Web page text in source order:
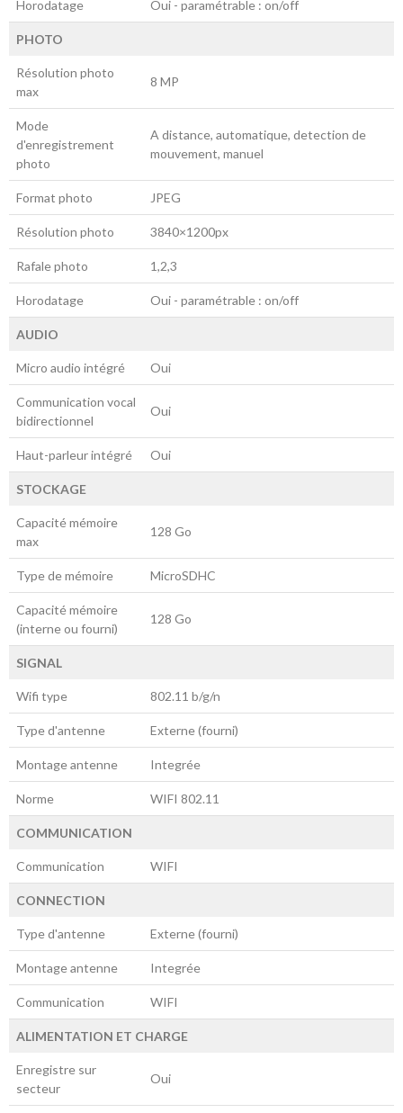
Horodatage Oui - paramétrable : on/off
PHOTO
Résolution photo
max
8 MP
Mode
d'enregistrement
photo
A distance, automatique, detection de
mouvement, manuel
Format photo JPEG
Résolution photo 3840×1200px
Rafale photo 1,2,3
Horodatage Oui - paramétrable : on/off
AUDIO
Micro audio intégré Oui
Communication vocal
bidirectionnel
Oui
Haut-parleur intégré Oui
STOCKAGE
Capacité mémoire
max
128 Go
Type de mémoire MicroSDHC
Capacité mémoire
(interne ou fourni)
128 Go
SIGNAL
Wifi type 802.11 b/g/n
Type d'antenne Externe (fourni)
Montage antenne Integrée
Norme WIFI 802.11
COMMUNICATION
Communication WIFI
CONNECTION
Type d'antenne Externe (fourni)
Montage antenne Integrée
Communication WIFI
ALIMENTATION ET CHARGE
Enregistre sur
secteur
Oui